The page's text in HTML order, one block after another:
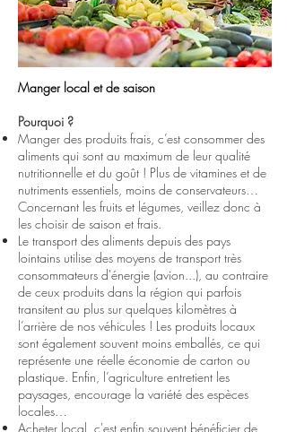
Manger local et de saison
Pourquoi ?
Manger des produits frais, c’est consommer des
aliments qui sont au maximum de leur qualité
nutritionnelle et du goût ! Plus de vitamines et de
nutriments essentiels, moins de conservateurs…
Concernant les fruits et légumes, veillez donc à
les choisir de saison et frais.
Le transport des aliments depuis des pays
lointains utilise des moyens de transport très
consommateurs d'énergie (avion...), au contraire
de ceux produits dans la région qui parfois
transitent au plus sur quelques kilomètres à
l’arrière de nos véhicules ! Les produits locaux
sont également souvent moins emballés, ce qui
représente une réelle économie de carton ou
plastique. Enfin, l’agriculture entretient les
paysages, encourage la variété des espèces
locales…
Acheter local, c'est enfin souvent bénéficier de